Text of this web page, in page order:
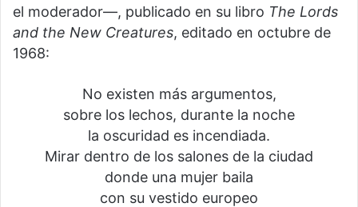
el moderador—, publicado en su libro The Lords
and the New Creatures, editado en octubre de
1968:
No existen más argumentos,
sobre los lechos, durante la noche
la oscuridad es incendiada.
Mirar dentro de los salones de la ciudad
donde una mujer baila
con su vestido europeo